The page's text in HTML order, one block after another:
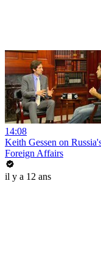
14:08
Keith Gessen on
Foreign Affairs
il y a 12 ans